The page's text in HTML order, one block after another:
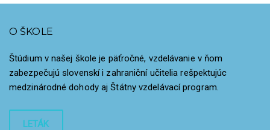
O ŠKOLE
Štúdium v našej škole je päťročné, vzdelávanie v ňom
zabezpečujú slovenskí i zahraniční učitelia rešpektujúc
medzinárodné dohody aj Štátny vzdelávací program.
LETÁK